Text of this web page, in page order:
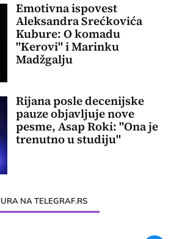
Emotivna ispovest
Aleksandra Srećkovića
Kubure: O komadu
"Kerovi" i Marinku
Madžgalju
Rijana posle decenijske
pauze objavljuje nove
pesme, Asap Roki: "Ona je
trenutno u studiju"
NA TELEGRAF.RS